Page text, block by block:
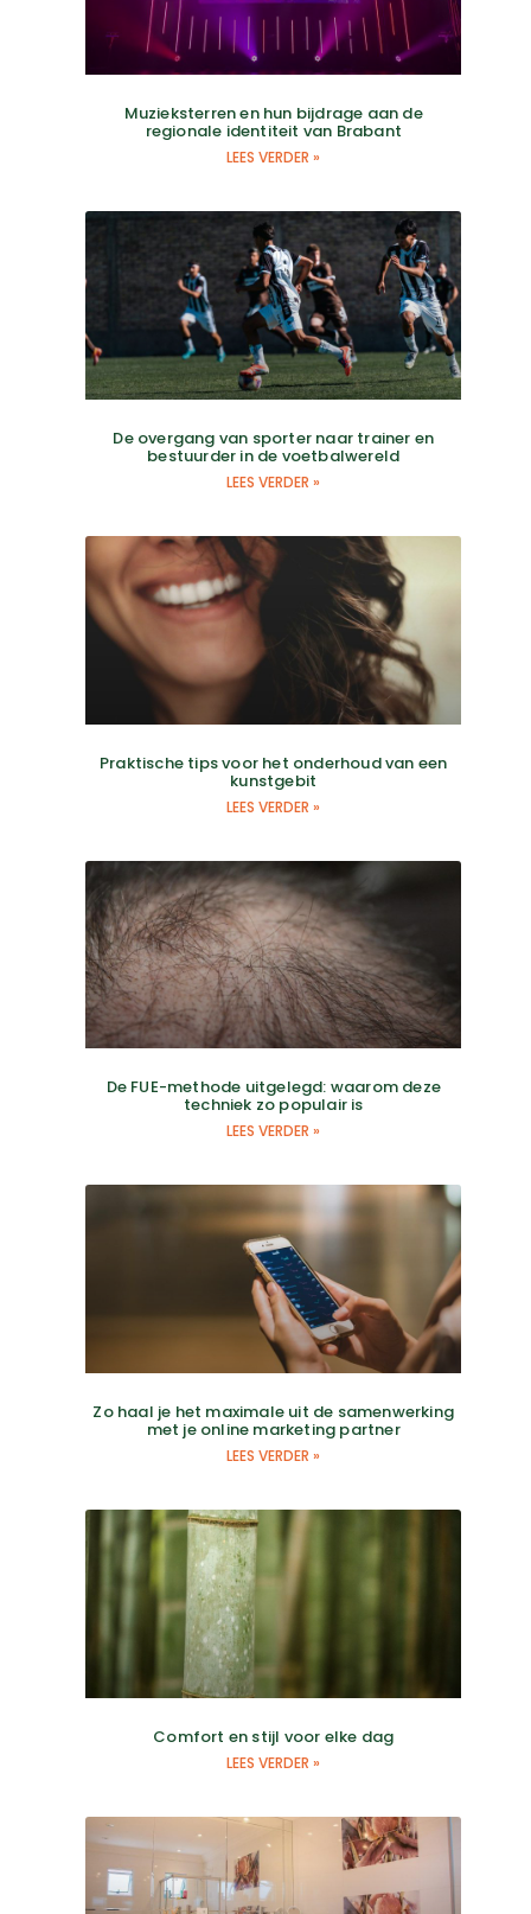
Muzieksterren en hun bijdrage aan de
regionale identiteit van Brabant
LEES VERDER »
De overgang van sporter naar trainer en
bestuurder in de voetbalwereld
LEES VERDER »
Praktische tips voor het onderhoud van een
kunstgebit
LEES VERDER »
De FUE-methode uitgelegd: waarom deze
techniek zo populair is
LEES VERDER »
Zo haal je het maximale uit de samenwerking
met je online marketing partner
LEES VERDER »
Comfort en stijl voor elke dag
LEES VERDER »